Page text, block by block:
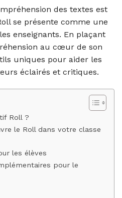
des textes est
se présente comme une
enseignants. En plaçant
au cœur de son
uniques pour aider les
éclairés et critiques.
Roll ?
le Roll dans votre classe
les élèves
pour le